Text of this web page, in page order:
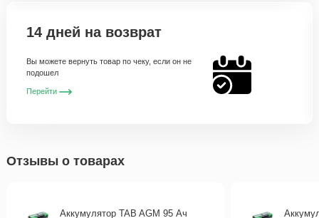
14 дней на возврат
Вы можете вернуть товар по чеку, если он не
подошел
Перейти
Отзывы о товарах
Аккумулятор TAB AGM 95 Ач